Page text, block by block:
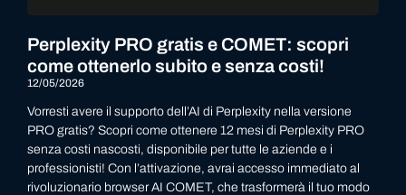
Perplexity PRO gratis e COMET: scopri
come ottenerlo subito e senza costi!
12/05/2026
Vorresti avere il supporto dell’AI di Perplexity nella versione
PRO gratis? Scopri come ottenere 12 mesi di Perplexity PRO
senza costi nascosti, disponibile per tutte le aziende e i
professionisti! Con l’attivazione, avrai accesso immediato al
rivoluzionario browser AI COMET, che trasformerà il tuo modo